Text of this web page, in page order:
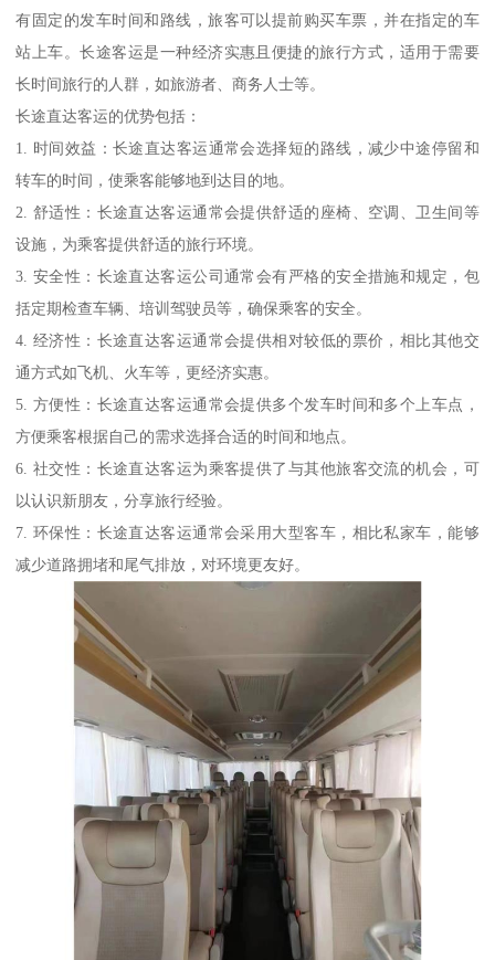
有固定的发车时间和路线，旅客可以提前购买车票，并在指定的车
站上车。长途客运是一种经济实惠且便捷的旅行方式，适用于需要
长时间旅行的人群，如旅游者、商务人士等。
长途直达客运的优势包括：
1. 时间效益：长途直达客运通常会选择短的路线，减少中途停留和
转车的时间，使乘客能够地到达目的地。
2. 舒适性：长途直达客运通常会提供舒适的座椅、空调、卫生间等
设施，为乘客提供舒适的旅行环境。
3. 安全性：长途直达客运公司通常会有严格的安全措施和规定，包
括定期检查车辆、培训驾驶员等，确保乘客的安全。
4. 经济性：长途直达客运通常会提供相对较低的票价，相比其他交
通方式如飞机、火车等，更经济实惠。
5. 方便性：长途直达客运通常会提供多个发车时间和多个上车点，
方便乘客根据自己的需求选择合适的时间和地点。
6. 社交性：长途直达客运为乘客提供了与其他旅客交流的机会，可
以认识新朋友，分享旅行经验。
7. 环保性：长途直达客运通常会采用大型客车，相比私家车，能够
减少道路拥堵和尾气排放，对环境更友好。